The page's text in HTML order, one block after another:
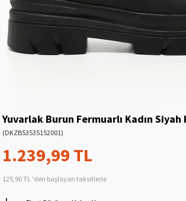
Yuvarlak Burun Fermuarlı Kadın Siyah
(DKZB53535152001)
1.239,99 TL
125,90 TL 'den başlayan taksitlerle